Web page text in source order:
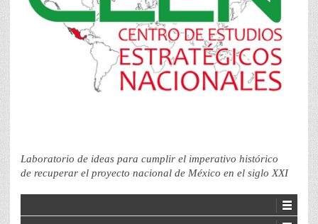
Laboratorio de ideas para cumplir el imperativo histórico
de recuperar el proyecto nacional de México en el siglo XXI